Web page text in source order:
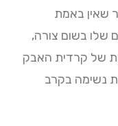
שאין באמת
שלו בשום צורה,
של קרדית האבק
נשימה בקרב